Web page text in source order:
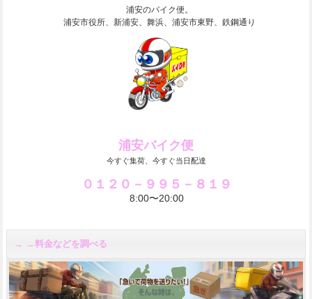
浦安のバイク便。
浦安市役所、新浦安、舞浜、浦安市東野、鉄鋼通り
浦安バイク便
今すぐ集荷、今すぐ当日配達
０１２０－９９５－８１９
8:00〜20:00
→料金などを調べる